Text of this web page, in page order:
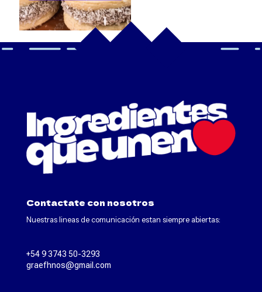
Contactate con nosotros
Nuestras lineas de comunicación estan siempre abiertas:
+54 9 3743 50-3293
graefhnos@gmail.com